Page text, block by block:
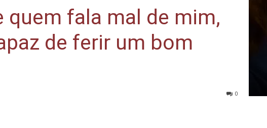
quem fala mal de mim,
de ferir um bom
0